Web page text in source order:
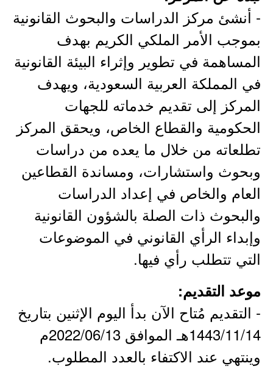
- أنشئ مركز الدراسات والبحوث القانونية
بموجب الأمر الملكي الكريم بهدف
المساهمة في تطوير وإثراء البيئة القانونية
في المملكة العربية السعودية، ويهدف
المركز إلى تقديم خدماته للجهات
الحكومية والقطاع الخاص، ويحقق المركز
تطلعاته من خلال ما يعده من دراسات
وبحوث واستشارات، ومساندة القطاعين
العام والخاص في إعداد الدراسات
والبحوث ذات الصلة بالشؤون القانونية
وإبداء الرأي القانوني في الموضوعات
التي تتطلب رأي فيها.
موعد التقديم:
- التقديم مُتاح الآن بدأ اليوم الإثنين بتاريخ
1443/11/14هـ الموافق 2022/06/13م
وينتهي عند الاكتفاء بالعدد المطلوب.